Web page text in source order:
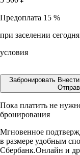
Предоплата 15 %
при заселении сегодня
условия
Забронировать
Пока платить не
бронирования
Мгновенное
в размере удобным
Сбербанк.Онлайн и